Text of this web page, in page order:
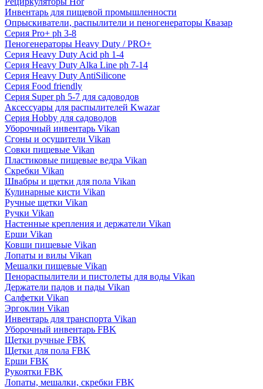
Инвентарь для пищевой промышленности
Опрыскиватели, распылители и пеногенераторы Квазар
Серия Pro+ ph 3-8
Пеногенераторы Heavy Duty / PRO+
Серия Heavy Duty Acid ph 1-4
Серия Heavy Duty Alka Line ph 7-14
Серия Heavy Duty AntiSilicone
Серия Food friendly
Серия Super ph 5-7 для садоводов
Аксессуары для распылителей Kwazar
Серия Hobby для садоводов
Уборочный инвентарь Vikan
Сгоны и осушители Vikan
Совки пищевые Vikan
Пластиковые пищевые ведра Vikan
Скребки Vikan
Швабры и щетки для пола Vikan
Кулинарные кисти Vikan
Ручные щетки Vikan
Ручки Vikan
Настенные крепления и держатели Vikan
Ерши Vikan
Ковши пищевые Vikan
Лопаты и вилы Vikan
Мешалки пищевые Vikan
Пенораспылители и пистолеты для воды Vikan
Держатели падов и пады Vikan
Салфетки Vikan
Эргоклин Vikan
Инвентарь для транспорта Vikan
Уборочный инвентарь FBK
Щетки ручные FBK
Щетки для пола FBK
Ерши FBK
Рукоятки FBK
Лопаты, мешалки, скребки FBK